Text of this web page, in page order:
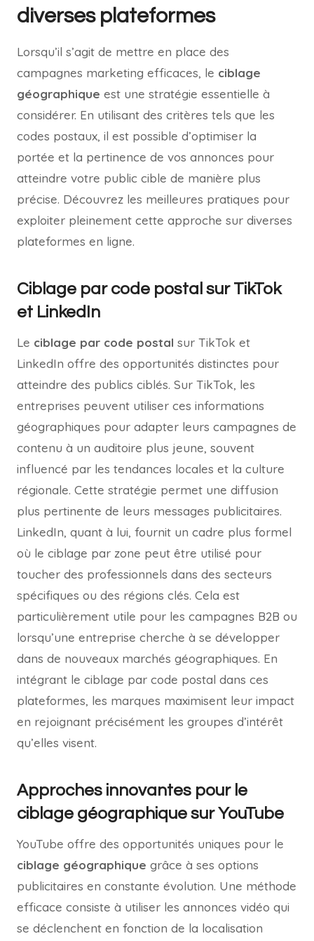
diverses plateformes
Lorsqu’il s’agit de mettre en place des
campagnes marketing efficaces, le ciblage
géographique est une stratégie essentielle à
considérer. En utilisant des critères tels que les
codes postaux, il est possible d’optimiser la
portée et la pertinence de vos annonces pour
atteindre votre public cible de manière plus
précise. Découvrez les meilleures pratiques pour
exploiter pleinement cette approche sur diverses
plateformes en ligne.
Ciblage par code postal sur TikTok
et LinkedIn
Le ciblage par code postal sur TikTok et
LinkedIn offre des opportunités distinctes pour
atteindre des publics ciblés. Sur TikTok, les
entreprises peuvent utiliser ces informations
géographiques pour adapter leurs campagnes de
contenu à un auditoire plus jeune, souvent
influencé par les tendances locales et la culture
régionale. Cette stratégie permet une diffusion
plus pertinente de leurs messages publicitaires.
LinkedIn, quant à lui, fournit un cadre plus formel
où le ciblage par zone peut être utilisé pour
toucher des professionnels dans des secteurs
spécifiques ou des régions clés. Cela est
particulièrement utile pour les campagnes B2B ou
lorsqu’une entreprise cherche à se développer
dans de nouveaux marchés géographiques. En
intégrant le ciblage par code postal dans ces
plateformes, les marques maximisent leur impact
en rejoignant précisément les groupes d’intérêt
qu’elles visent.
Approches innovantes pour le
ciblage géographique sur YouTube
YouTube offre des opportunités uniques pour le
ciblage géographique grâce à ses options
publicitaires en constante évolution. Une méthode
efficace consiste à utiliser les annonces vidéo qui
se déclenchent en fonction de la localisation